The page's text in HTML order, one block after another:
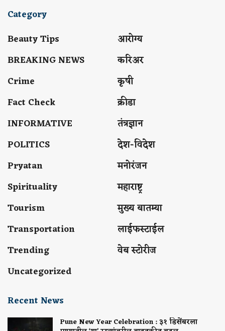
Category
Beauty Tips
BREAKING NEWS
Crime
Fact Check
INFORMATIVE
POLITICS
Pryatan
Spirituality
Tourism
Transportation
Trending
Uncategorized
आरोग्य
करिअर
कृषी
क्रीडा
तंत्रज्ञान
देश-विदेश
मनोरंजन
महाराष्ट्र
मुख्य बातम्या
लाईफस्टाईल
वेब स्टोरीज
Recent News
Pune New Year Celebration : ३१ डिसेंबरला